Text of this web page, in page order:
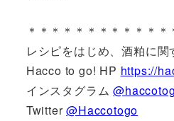
＊＊＊＊＊＊＊＊＊＊＊＊
レシピをはじめ、酒粕に関
Hacco to go! HP https://
インスタグラム
Twitter@Haccotogo